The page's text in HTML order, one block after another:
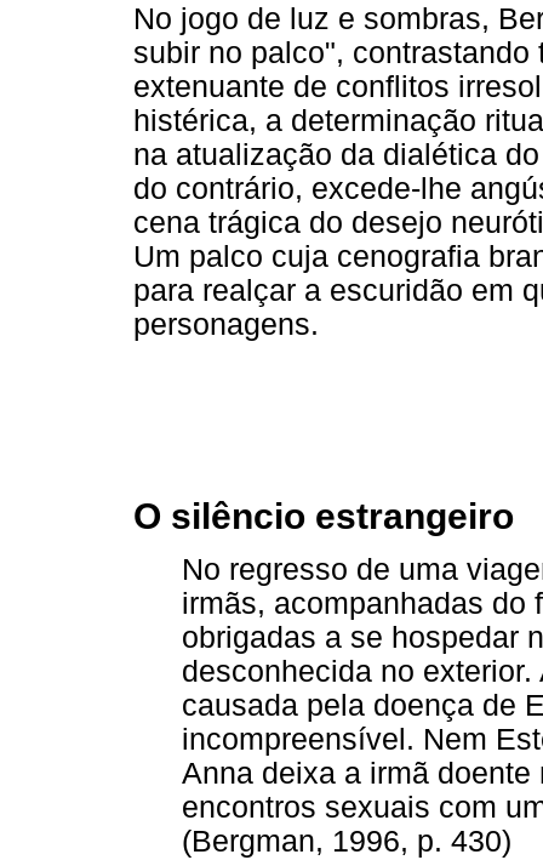
No jogo de luz e sombras,
subir no palco",
extenuante de conflitos
histérica, a determinação
na atualização da dialética
do contrário, excede-lhe
cena trágica do desejo
Um palco cuja cenografia
para realçar a escuridão em
personagens.
O silêncio estrangeiro
No regresso de uma
irmãs, acompanhadas do
obrigadas a se hospedar
desconhecida no
causada pela doença de
incompreensível. Nem
Anna deixa a irmã
encontros sexuais com
(Bergman, 1996, p. 430)